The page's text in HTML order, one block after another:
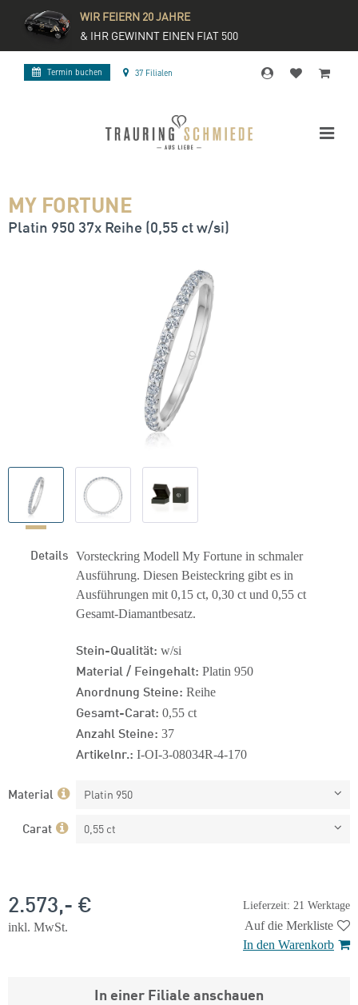
WIR FEIERN 20 JAHRE
& IHR GEWINNT EINEN FIAT 500
Termin buchen 37 Filialen
MY FORTUNE
Platin 950 37x Reihe (0,55 ct w/si)
Details Vorsteckring Modell My Fortune in schmaler
Ausführung. Diesen Beisteckring gibt es in
Ausführungen mit 0,15 ct, 0,30 ct und 0,55 ct
Gesamt-Diamantbesatz.
Stein-Qualität: w/si
Material / Feingehalt: Platin 950
Anordnung Steine: Reihe
Gesamt-Carat: 0,55 ct
Anzahl Steine: 37
Artikelnr.: I-OI-3-08034R-4-170
Material Platin 950
Carat 0,55 ct
Lieferzeit: 21 Werktage
2.573,- €
inkl. MwSt.
Auf die Merkliste
In den Warenkorb
In einer Filiale anschauen